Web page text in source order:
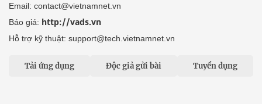
Email: contact@vietnamnet.vn
Báo giá: http://vads.vn
Hỗ trợ kỹ thuật: support@tech.vietnamnet.vn
Tải ứng dụng Độc giả gửi bài Tuyển dụng